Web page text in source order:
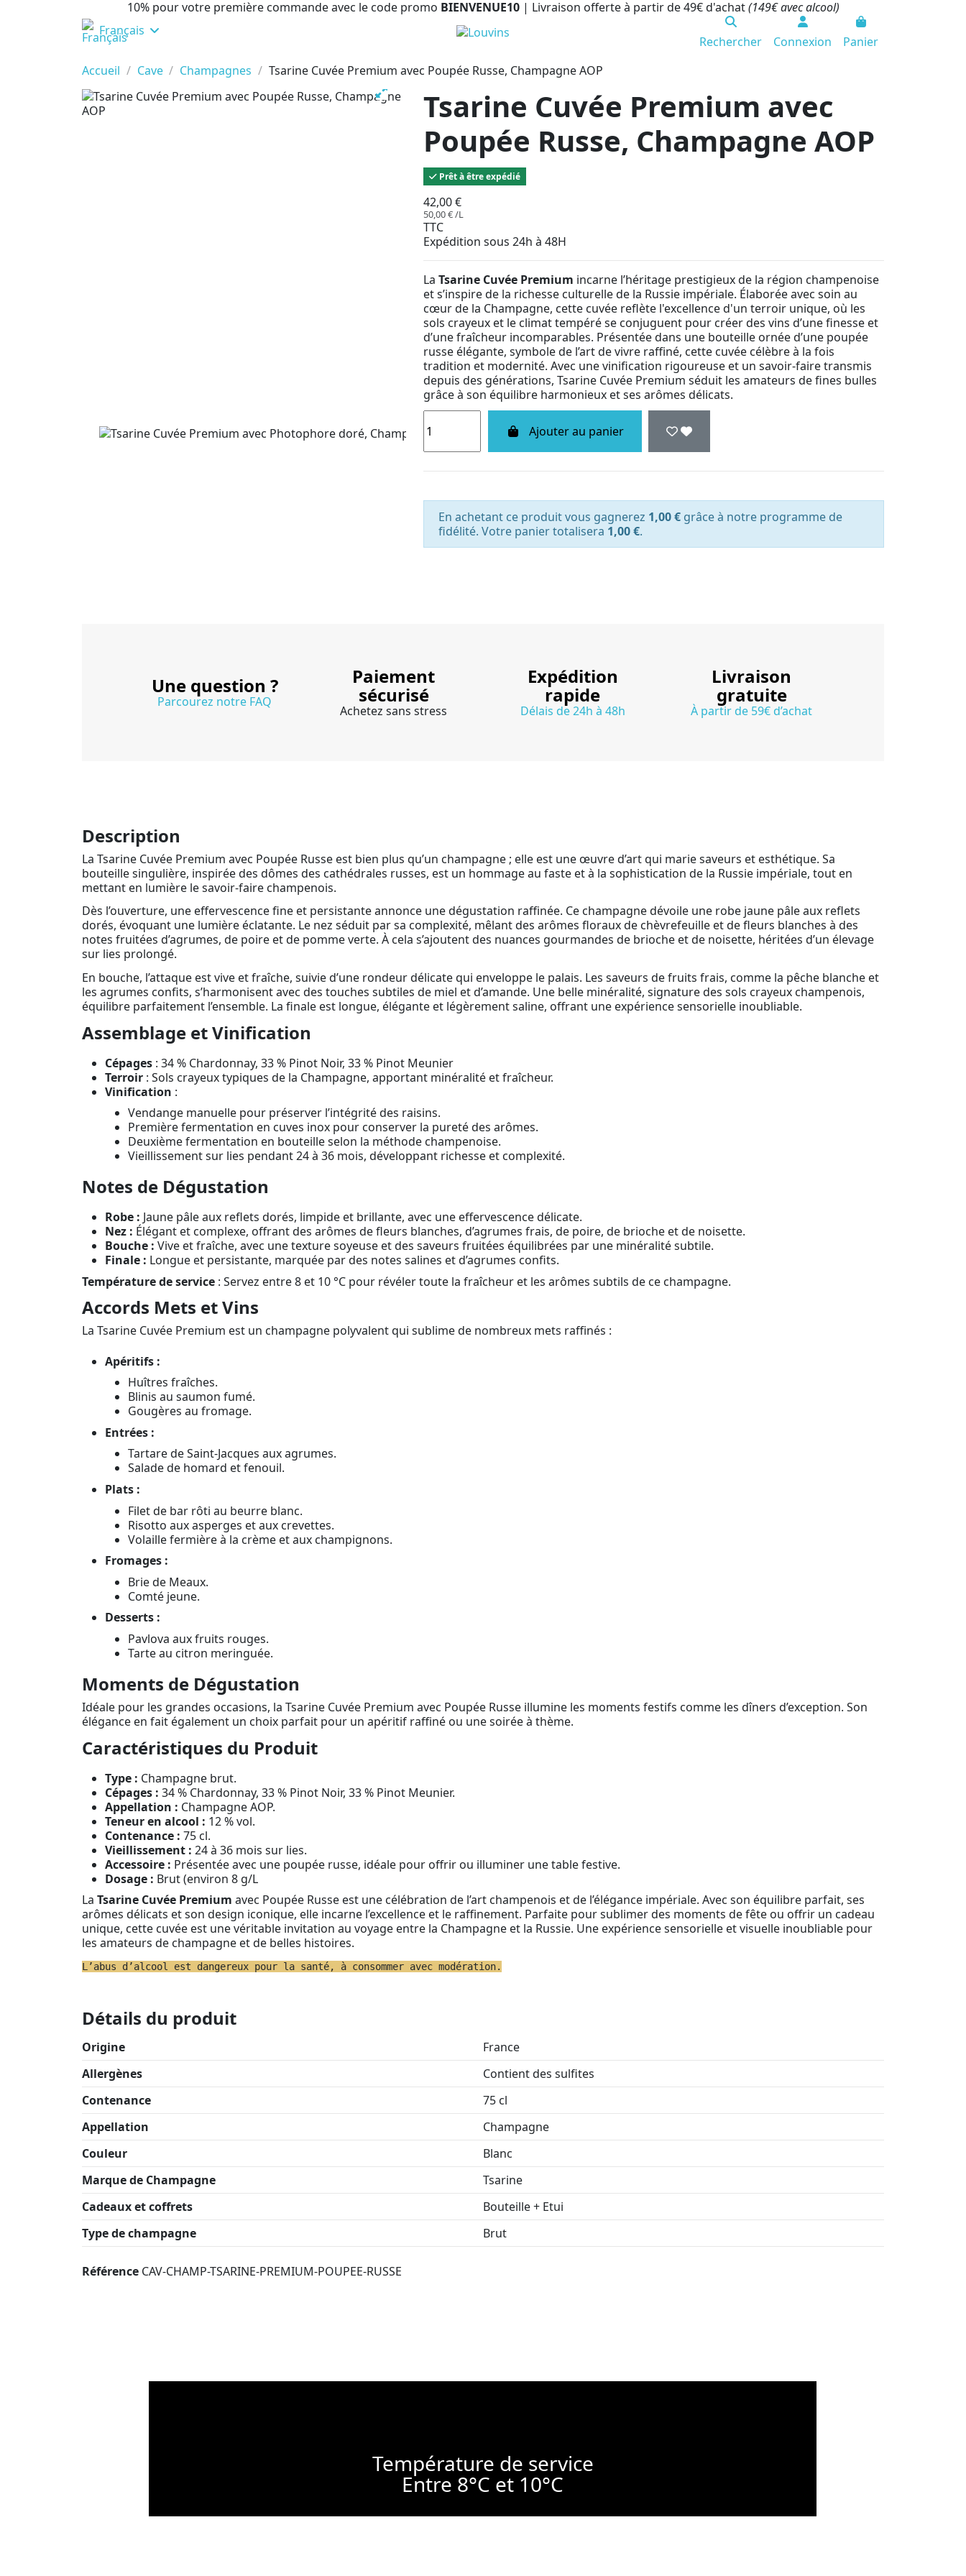
10% pour votre première commande avec le code promo BIENVENUE10 | Livraison offerte à partir de 49€ d'achat(149€ avec alcool)
Français
Rechercher Connexion
Panier
Accueil
Cave Champagnes Tsarine Cuvée Premium avec Poupée Russe, Champagne AOP
Tsarine Cuvée Premium avec
Poupée Russe, Champagne AOP
Prêt à être expédié
42,00 €
50,00 € /L
TTC
Expédition sous 24h à 48H
La Tsarine Cuvée Premium incarne l’héritage prestigieux de la région champenoise
et s’inspire de la richesse culturelle de la Russie impériale. Élaborée avec soin au
cœur de la Champagne, cette cuvée reflète l'excellence d'un terroir unique, où les
sols crayeux et le climat tempéré se conjuguent pour créer des vins d’une finesse et
d’une fraîcheur incomparables. Présentée dans une bouteille ornée d’une poupée
russe élégante, symbole de l’art de vivre raffiné, cette cuvée célèbre à la fois
tradition et modernité. Avec une vinification rigoureuse et un savoir-faire transmis
depuis des générations, Tsarine Cuvée Premium séduit les amateurs de fines bulles
grâce à son équilibre harmonieux et ses arômes délicats.
Ajouter au panier
En achetant ce produit vous gagnerez 1,00 € grâce à notre programme de
fidélité. Votre panier totalisera 1,00 €.
Une question ?
Parcourez notre FAQ
Paiement
sécurisé
Achetez sans stress
Expédition
rapide
Délais de 24h à 48h
Livraison
gratuite
À partir de 59€ d’achat
Description
La Tsarine Cuvée Premium avec Poupée Russe est bien plus qu’un champagne ; elle est une œuvre d’art qui marie saveurs et esthétique. Sa
bouteille singulière, inspirée des dômes des cathédrales russes, est un hommage au faste et à la sophistication de la Russie impériale, tout en
mettant en lumière le savoir-faire champenois.
Dès l’ouverture, une effervescence fine et persistante annonce une dégustation raffinée. Ce champagne dévoile une robe jaune pâle aux reflets
dorés, évoquant une lumière éclatante. Le nez séduit par sa complexité, mêlant des arômes floraux de chèvrefeuille et de fleurs blanches à des
notes fruitées d’agrumes, de poire et de pomme verte. À cela s’ajoutent des nuances gourmandes de brioche et de noisette, héritées d’un élevage
sur lies prolongé.
En bouche, l’attaque est vive et fraîche, suivie d’une rondeur délicate qui enveloppe le palais. Les saveurs de fruits frais, comme la pêche blanche et
les agrumes confits, s’harmonisent avec des touches subtiles de miel et d’amande. Une belle minéralité, signature des sols crayeux champenois,
équilibre parfaitement l’ensemble. La finale est longue, élégante et légèrement saline, offrant une expérience sensorielle inoubliable.
Assemblage et Vinification
Cépages : 34 % Chardonnay, 33 % Pinot Noir, 33 % Pinot Meunier
Terroir : Sols crayeux typiques de la Champagne, apportant minéralité et fraîcheur.
Vinification :
Vendange manuelle pour préserver l’intégrité des raisins.
Première fermentation en cuves inox pour conserver la pureté des arômes.
Deuxième fermentation en bouteille selon la méthode champenoise.
Vieillissement sur lies pendant 24 à 36 mois, développant richesse et complexité.
Notes de Dégustation
Robe : Jaune pâle aux reflets dorés, limpide et brillante, avec une effervescence délicate.
Nez : Élégant et complexe, offrant des arômes de fleurs blanches, d’agrumes frais, de poire, de brioche et de noisette.
Bouche : Vive et fraîche, avec une texture soyeuse et des saveurs fruitées équilibrées par une minéralité subtile.
Finale : Longue et persistante, marquée par des notes salines et d’agrumes confits.
Température de service : Servez entre 8 et 10 °C pour révéler toute la fraîcheur et les arômes subtils de ce champagne.
Accords Mets et Vins
La Tsarine Cuvée Premium est un champagne polyvalent qui sublime de nombreux mets raffinés :
Apéritifs :
Huîtres fraîches.
Blinis au saumon fumé.
Gougères au fromage.
Entrées :
Tartare de Saint-Jacques aux agrumes.
Salade de homard et fenouil.
Plats :
Filet de bar rôti au beurre blanc.
Risotto aux asperges et aux crevettes.
Volaille fermière à la crème et aux champignons.
Fromages :
Brie de Meaux.
Comté jeune.
Desserts :
Pavlova aux fruits rouges.
Tarte au citron meringuée.
Moments de Dégustation
Idéale pour les grandes occasions, la Tsarine Cuvée Premium avec Poupée Russe illumine les moments festifs comme les dîners d’exception. Son
élégance en fait également un choix parfait pour un apéritif raffiné ou une soirée à thème.
Caractéristiques du Produit
Type : Champagne brut.
Cépages : 34 % Chardonnay, 33 % Pinot Noir, 33 % Pinot Meunier.
Appellation : Champagne AOP.
Teneur en alcool : 12 % vol.
Contenance : 75 cl.
Vieillissement : 24 à 36 mois sur lies.
Accessoire : Présentée avec une poupée russe, idéale pour offrir ou illuminer une table festive.
Dosage : Brut (environ 8 g/L
La Tsarine Cuvée Premium avec Poupée Russe est une célébration de l’art champenois et de l’élégance impériale. Avec son équilibre parfait, ses
arômes délicats et son design iconique, elle incarne l’excellence et le raffinement. Parfaite pour sublimer des moments de fête ou offrir un cadeau
unique, cette cuvée est une véritable invitation au voyage entre la Champagne et la Russie. Une expérience sensorielle et visuelle inoubliable pour
les amateurs de champagne et de belles histoires.
L’abus d’alcool est dangereux pour la santé, à consommer avec modération.
Détails du produit
Origine
France
Allergènes
Contient des sulfites
Contenance
75 cl
Appellation
Champagne
Couleur
Blanc
Marque de Champagne
Tsarine
Cadeaux et coffrets
Bouteille + Etui
Type de champagne
Brut
Référence CAV-CHAMP-TSARINE-PREMIUM-POUPEE-RUSSE
Température de service
Entre 8°C et 10°C